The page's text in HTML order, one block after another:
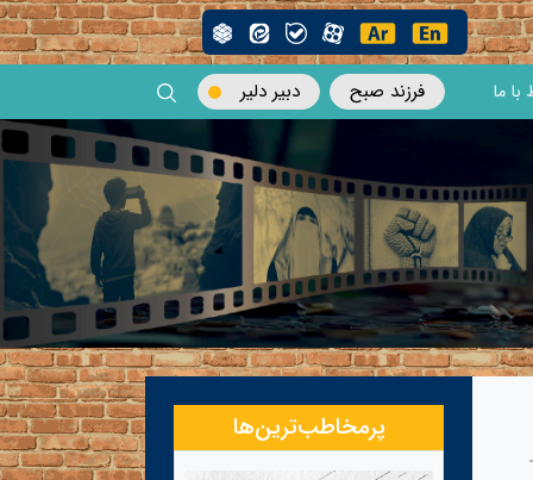
فرزند صبح دبیر دلیر با ما
پرمخاطب‌ترین‌ها